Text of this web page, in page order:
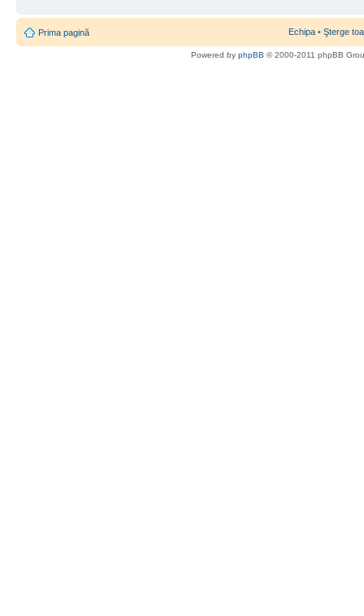
Prima pagină Echipa • Şterge
Powered by phpBB © 2000-2011 phpBB